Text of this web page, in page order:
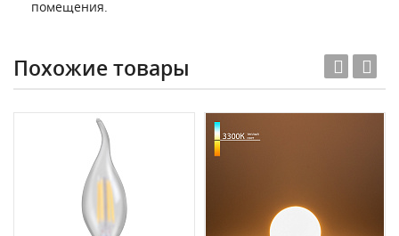
помещения.
Похожие товары